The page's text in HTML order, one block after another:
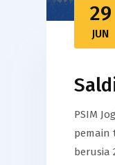
29
JUN
PSIM
pemain
berusia